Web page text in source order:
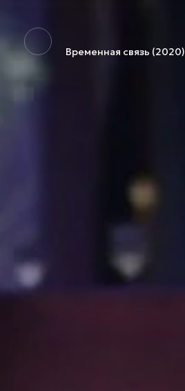
Временная связь (2020)